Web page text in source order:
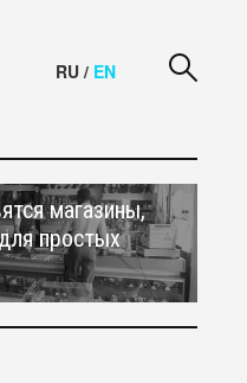
RU / EN
магазины,
простых